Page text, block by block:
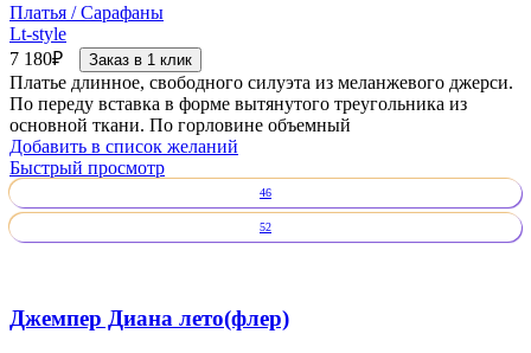
Платья / Сарафаны
Lt-style
7 180₽ Заказ в 1 клик
Платье длинное, свободного силуэта из меланжевого джерси.
По переду вставка в форме вытянутого треугольника из
основной ткани. По горловине объемный
Добавить в список желаний
Быстрый просмотр
46
52
Джемпер Диана лето(флер)